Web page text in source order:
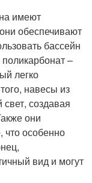
имеют
обеспечивают
бассейн
–
легко
навесы из
создавая
они
что особенно
вид и могут